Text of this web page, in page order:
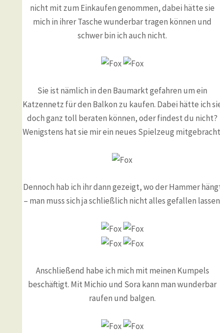
nicht mit zum Einkaufen genommen, dabei hätte sie
mich in ihrer Tasche wunderbar tragen können und
schwer bin ich auch nicht.
Sie ist nämlich in den Baumarkt gefahren um ein
Katzennetz für den Balkon zu kaufen. Dabei hätte ich
doch ganz toll beraten können, oder findest du nicht?
Wenigstens hat sie mir ein neues Spielzeug
Dennoch hab ich ihr dann gezeigt, wo der Hammer
– man muss sich ja schließlich nicht alles gefallen
Anschließend habe ich mich mit meinen Kumpels
beschäftigt. Mit Michio und Sora kann man wunderbar
raufen und balgen.